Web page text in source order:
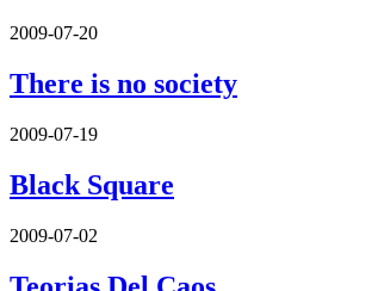
2009-07-20
There is no society
2009-07-19
Black Square
2009-07-02